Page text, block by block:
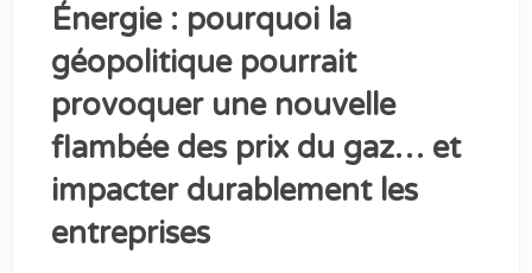
Énergie : pourquoi la
géopolitique pourrait
provoquer une nouvelle
flambée des prix du gaz… et
impacter durablement les
entreprises